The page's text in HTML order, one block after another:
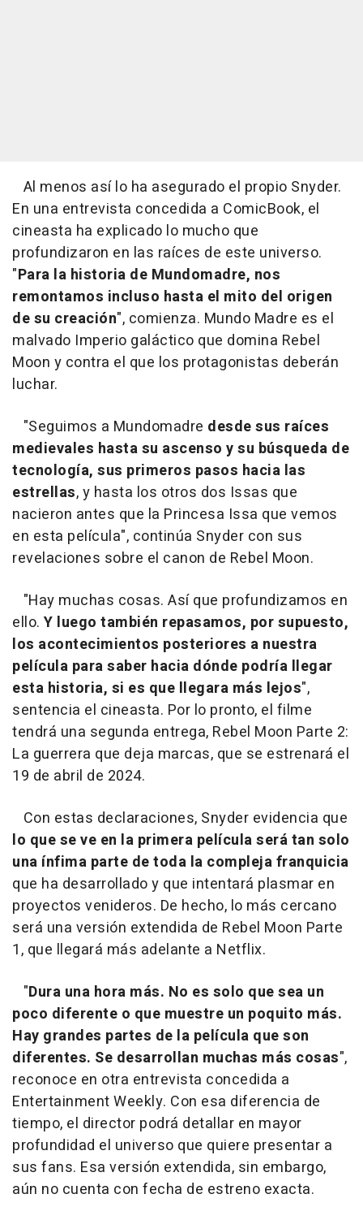
Al menos así lo ha asegurado el propio Snyder.
En una entrevista concedida a ComicBook, el
cineasta ha explicado lo mucho que
profundizaron en las raíces de este universo.
"Para la historia de Mundomadre, nos
remontamos incluso hasta el mito del origen
de su creación", comienza. Mundo Madre es el
malvado Imperio galáctico que domina Rebel
Moon y contra el que los protagonistas deberán
luchar.
"Seguimos a Mundomadre desde sus raíces
medievales hasta su ascenso y su búsqueda de
tecnología, sus primeros pasos hacia las
estrellas, y hasta los otros dos Issas que
nacieron antes que la Princesa Issa que vemos
en esta película", continúa Snyder con sus
revelaciones sobre el canon de Rebel Moon.
"Hay muchas cosas. Así que profundizamos en
ello. Y luego también repasamos, por supuesto,
los acontecimientos posteriores a nuestra
película para saber hacia dónde podría llegar
esta historia, si es que llegara más lejos",
sentencia el cineasta. Por lo pronto, el filme
tendrá una segunda entrega, Rebel Moon Parte 2:
La guerrera que deja marcas, que se estrenará el
19 de abril de 2024.
Con estas declaraciones, Snyder evidencia que
lo que se ve en la primera película será tan solo
una ínfima parte de toda la compleja franquicia
que ha desarrollado y que intentará plasmar en
proyectos venideros. De hecho, lo más cercano
será una versión extendida de Rebel Moon Parte
1, que llegará más adelante a Netflix.
"Dura una hora más. No es solo que sea un
poco diferente o que muestre un poquito más.
Hay grandes partes de la película que son
diferentes. Se desarrollan muchas más cosas",
reconoce en otra entrevista concedida a
Entertainment Weekly. Con esa diferencia de
tiempo, el director podrá detallar en mayor
profundidad el universo que quiere presentar a
sus fans. Esa versión extendida, sin embargo,
aún no cuenta con fecha de estreno exacta.